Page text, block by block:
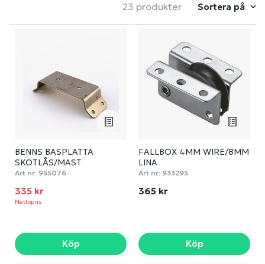
23 produkter Sortera på
BENNS BASPLATTA
SKOTLÅS/MAST
Art nr: 955076
335 kr
Nettopris
Köp
FALLBOX 4MM WIRE/8MM
LINA
Art nr: 933295
365 kr
Köp